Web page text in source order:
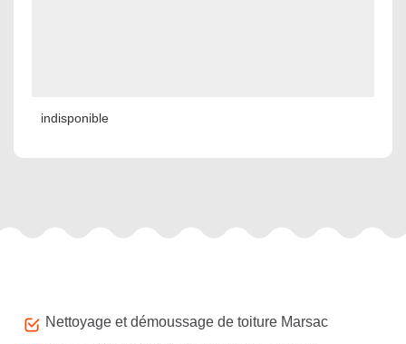
indisponible
Nettoyage et démoussage de toiture Marsac